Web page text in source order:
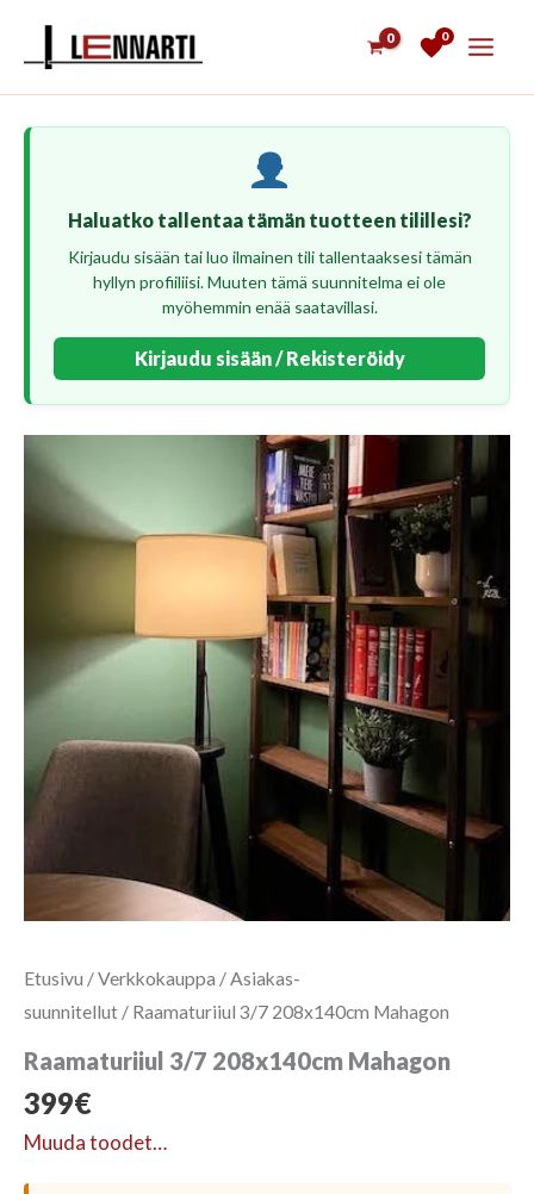
0
Haluatko tallentaa tämän tuotteen tilillesi?
Kirjaudu sisään tai luo ilmainen tili tallentaaksesi tämän
hyllyn profiiliisi. Muuten tämä suunnitelma ei ole
myöhemmin enää saatavillasi.
Kirjaudu sisään / Rekisteröidy
Etusivu /Verkkokauppa / Asiakas-
suunnitellut / Raamaturiiul 3/7 208x140cm Mahagon
Raamaturiiul 3/7 208x140cm Mahagon
399€
Muuda toodet…